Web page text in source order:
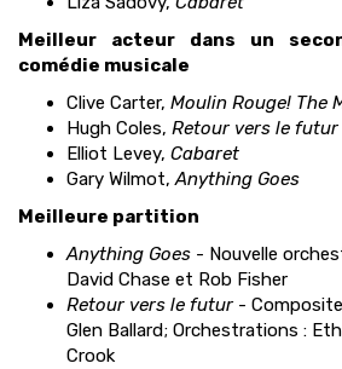
Meilleur acteur dans un
comédie musicale
Clive Carter, Moulin Rouge! The
Hugh Coles, Retour vers le futur
Elliot Levey, Cabaret
Gary Wilmot,Anything Goes
Meilleure partition
Anything Goes - Nouvelle
David Chase et Rob Fisher
Retour vers le futur-
Glen Ballard; Orchestrations :
Crook